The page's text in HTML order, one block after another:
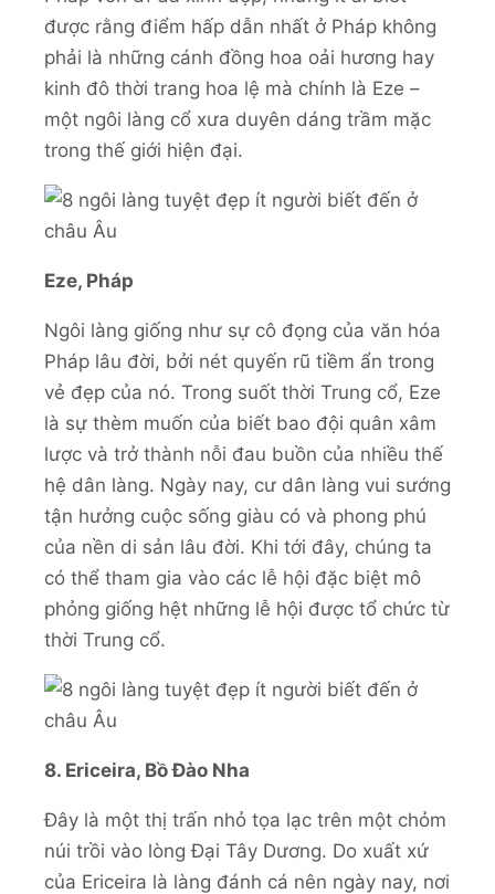
được rằng điểm hấp dẫn nhất ở Pháp không
phải là những cánh đồng hoa oải hương hay
kinh đô thời trang hoa lệ mà chính là Eze –
một ngôi làng cổ xưa duyên dáng trầm mặc
trong thế giới hiện đại.
Eze, Pháp
Ngôi làng giống như sự cô đọng của văn hóa
Pháp lâu đời, bởi nét quyến rũ tiềm ẩn trong
vẻ đẹp của nó. Trong suốt thời Trung cổ, Eze
là sự thèm muốn của biết bao đội quân xâm
lược và trở thành nỗi đau buồn của nhiều thế
hệ dân làng. Ngày nay, cư dân làng vui sướng
tận hưởng cuộc sống giàu có và phong phú
của nền di sản lâu đời. Khi tới đây, chúng ta
có thể tham gia vào các lễ hội đặc biệt mô
phỏng giống hệt những lễ hội được tổ chức từ
thời Trung cổ.
8. Ericeira, Bồ Đào Nha
Đây là một thị trấn nhỏ tọa lạc trên một chỏm
núi trồi vào lòng Đại Tây Dương. Do xuất xứ
của Ericeira là làng đánh cá nên ngày nay, nơi